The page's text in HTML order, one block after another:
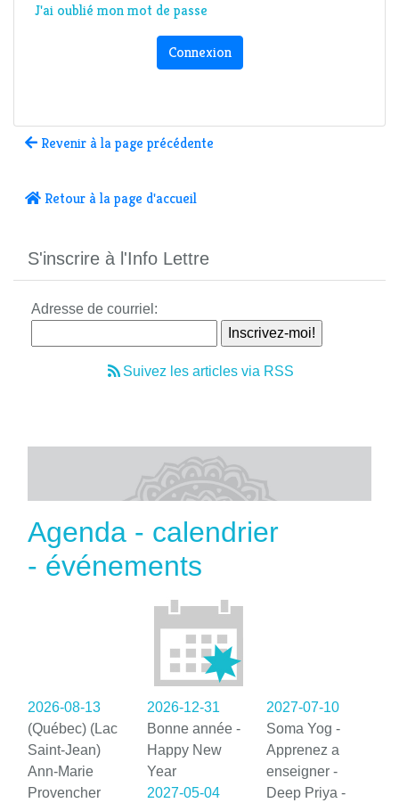
J'ai oublié mon mot de passe
Connexion
Revenir à la page précédente
Retour à la page d'accueil
S'inscrire à l'Info Lettre
Adresse de courriel:
Suivez les articles via RSS
Agenda - calendrier
- événements
2026-08-13
(Québec) (Lac
Saint-Jean)
Ann-Marie
Provencher
2026-12-31
Bonne année -
Happy New
Year
2027-05-04
2027-07-10
Soma Yog -
Apprenez a
enseigner -
Deep Priya -